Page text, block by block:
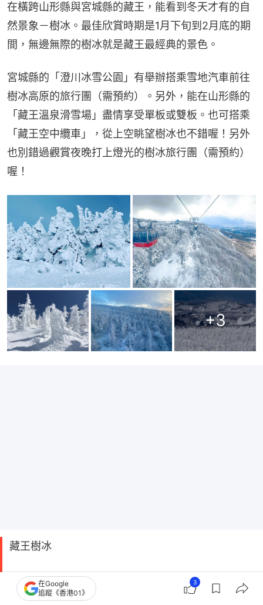
在橫跨山形縣與宮城縣的藏王，能看到冬天才有的自
然景象－樹冰。最佳欣賞時期是1月下旬到2月底的期
間，無邊無際的樹冰就是藏王最經典的景色。
宮城縣的「澄川冰雪公園」有舉辦搭乘雪地汽車前往
樹冰高原的旅行團（需預約）。另外，能在山形縣的
「藏王溫泉滑雪場」盡情享受單板或雙板。也可搭乘
「藏王空中纜車」，從上空眺望樹冰也不錯喔！另外
也別錯過觀賞夜晚打上燈光的樹冰旅行團（需預約）
喔！
+3
藏王樹冰
蔵王の樹氷
在Google
追蹤《香港01》
3